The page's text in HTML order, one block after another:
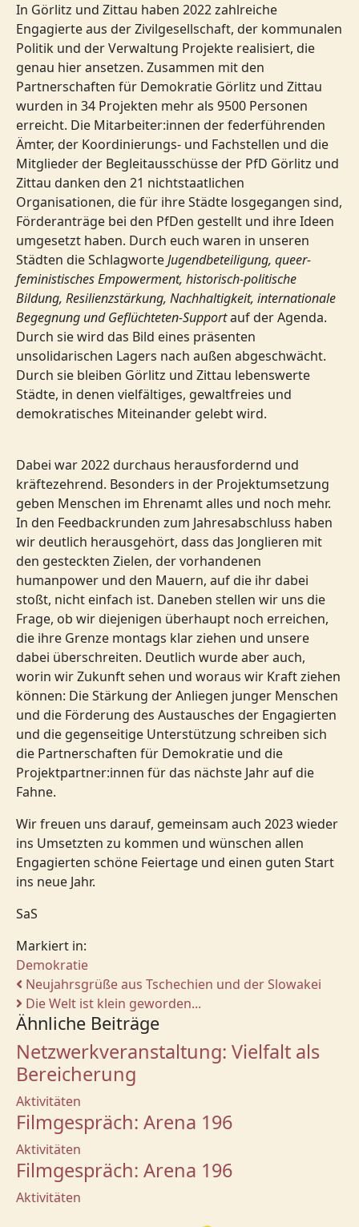
In Görlitz und Zittau haben 2022 zahlreiche
Engagierte aus der Zivilgesellschaft, der kommunalen
Politik und der Verwaltung Projekte realisiert, die
genau hier ansetzen. Zusammen mit den
Partnerschaften für Demokratie Görlitz und Zittau
wurden in 34 Projekten mehr als 9500 Personen
erreicht. Die Mitarbeiter:innen der federführenden
Ämter, der Koordinierungs- und Fachstellen und die
Mitglieder der Begleitausschüsse der PfD Görlitz und
Zittau danken den 21 nichtstaatlichen
Organisationen, die für ihre Städte losgegangen sind,
Förderanträge bei den PfDen gestellt und ihre Ideen
umgesetzt haben. Durch euch waren in unseren
Städten die SchlagworteJugendbeteiligung, queer-
feministisches Empowerment, historisch-politische
Bildung, Resilienzstärkung, Nachhaltigkeit, internationale
Begegnung und Geflüchteten-Supportauf der Agenda.
Durch sie wird das Bild eines präsenten
unsolidarischen Lagers nach außen abgeschwächt.
Durch sie bleiben Görlitz und Zittau lebenswerte
Städte, in denen vielfältiges, gewaltfreies und
demokratisches Miteinander gelebt wird.
Dabei war 2022 durchaus herausfordernd und
kräftezehrend. Besonders in der Projektumsetzung
geben Menschen im Ehrenamt alles und noch mehr.
In den Feedbackrunden zum Jahresabschluss haben
wir deutlich herausgehört, dass das Jonglieren mit
den gesteckten Zielen, der vorhandenen
humanpower und den Mauern, auf die ihr dabei
stoßt, nicht einfach ist. Daneben stellen wir uns die
Frage, ob wir diejenigen überhaupt noch erreichen,
die ihre Grenze montags klar ziehen und unsere
dabei überschreiten. Deutlich wurde aber auch,
worin wir Zukunft sehen und woraus wir Kraft ziehen
können: Die Stärkung der Anliegen junger Menschen
und die Förderung des Austausches der Engagierten
und die gegenseitige Unterstützung schreiben sich
die Partnerschaften für Demokratie und die
Projektpartner:innen für das nächste Jahr auf die
Fahne.
Wir freuen uns darauf, gemeinsam auch 2023 wieder
ins Umsetzten zu kommen und wünschen allen
Engagierten schöne Feiertage und einen guten Start
ins neue Jahr.
SaS
Markiert in:
Demokratie
Neujahrsgrüße aus Tschechien und der Slowakei
Die Welt ist klein geworden...
Ähnliche Beiträge
Netzwerkveranstaltung: Vielfalt als
Bereicherung
Aktivitäten
Filmgespräch: Arena 196
Aktivitäten
Filmgespräch: Arena 196
Aktivitäten